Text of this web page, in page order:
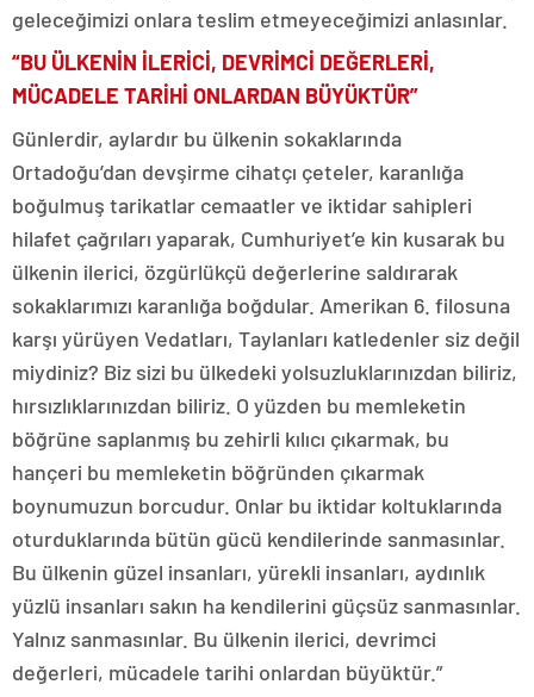
geleceğimizi onlara teslim etmeyeceğimizi anlasınlar.
“BU ÜLKENİN İLERİCİ, DEVRİMCİ DEĞERLERİ,
MÜCADELE TARİHİ ONLARDAN BÜYÜKTÜR”
Günlerdir, aylardır bu ülkenin sokaklarında
Ortadoğu’dan devşirme cihatçı çeteler, karanlığa
boğulmuş tarikatlar cemaatler ve iktidar sahipleri
hilafet çağrıları yaparak, Cumhuriyet’e kin kusarak bu
ülkenin ilerici, özgürlükçü değerlerine saldırarak
sokaklarımızı karanlığa boğdular. Amerikan 6. filosuna
karşı yürüyen Vedatları, Taylanları katledenler siz değil
miydiniz? Biz sizi bu ülkedeki yolsuzluklarınızdan biliriz,
hırsızlıklarınızdan biliriz. O yüzden bu memleketin
böğrüne saplanmış bu zehirli kılıcı çıkarmak, bu
hançeri bu memleketin böğründen çıkarmak
boynumuzun borcudur. Onlar bu iktidar koltuklarında
oturduklarında bütün gücü kendilerinde sanmasınlar.
Bu ülkenin güzel insanları, yürekli insanları, aydınlık
yüzlü insanları sakın ha kendilerini güçsüz sanmasınlar.
Yalnız sanmasınlar. Bu ülkenin ilerici, devrimci
değerleri, mücadele tarihi onlardan büyüktür.”